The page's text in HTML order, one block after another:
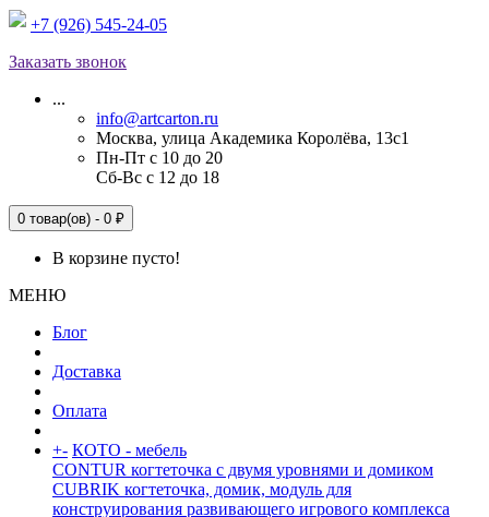
+7 (926) 545-24-05
Заказать звонок
...
info@artcarton.ru
Москва, улица Академика Королёва, 13с1
Пн-Пт с 10 до 20
Сб-Вс с 12 до 18
0 товар(ов) - 0 ₽
В корзине пусто!
МЕНЮ
Блог
Доставка
Оплата
+- КОТО - мебель
CONTUR когтеточка с двумя уровнями и домиком
CUBRIK когтеточка, домик, модуль для
конструирования развивающего игрового комплекса